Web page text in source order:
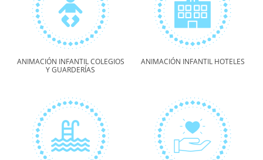
ANIMACIÓN INFANTIL COLEGIOS
Y GUARDERÍAS
ANIMACIÓN INFANTIL HOTELES